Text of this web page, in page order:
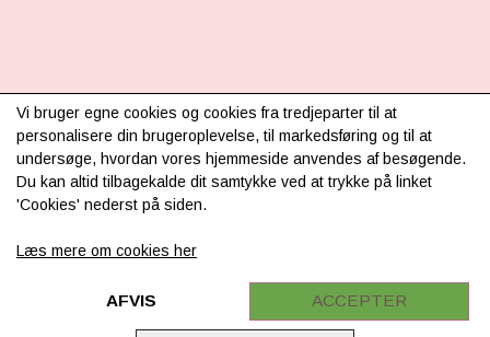
INFORMATION
Om os
Levering & betaling
Retur
Samarbejde
Vi bruger egne cookies og cookies fra tredjeparter til at
personalisere din brugeroplevelse, til markedsføring og til at
undersøge, hvordan vores hjemmeside anvendes af besøgende.
Du kan altid tilbagekalde dit samtykke ved at trykke på linket
'Cookies' nederst på siden.
Læs mere om cookies her
AFVIS ACCEPTER